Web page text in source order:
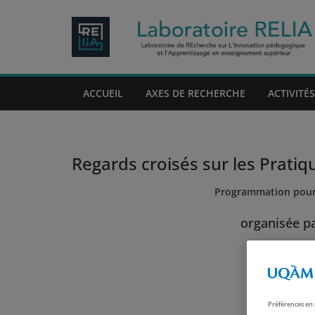
ACCUEIL AXES DE RECHERCHE
Regards croisés sur les
Programmation
organisée
Préférences